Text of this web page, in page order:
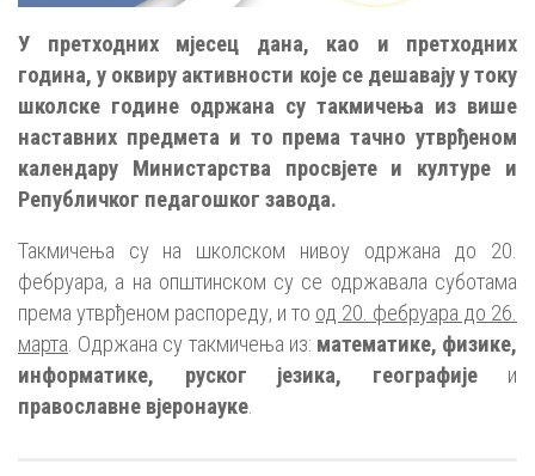
У претходних мјесец дана, као и претходних
година, у оквиру активности које се дешавају у току
школске године одржана су такмичења из више
наставних предмета и то према тачно утврђеном
календару Министарства просвјете и културе и
Републичког педагошког завода.
Такмичења су на школском нивоу одржана до 20.
фебруара, а на општинском су се одржавала суботама
према утврђеном распореду, и то од 20. фебруара до 26.
марта. Одржана су такмичења из: математике, физике,
информатике, руског језика, географијеи
православне вјеронауке.